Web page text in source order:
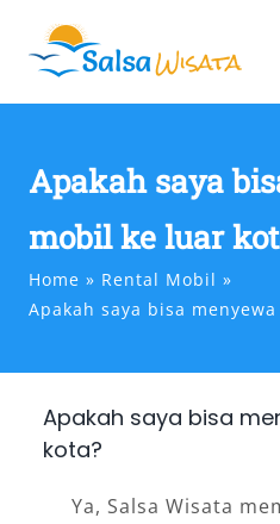
content
Apakah saya
mobil ke luar
Home
Rental Mobil
Apakah saya bisa
Apakah saya bisa
kota?
Ya, Salsa Wisata